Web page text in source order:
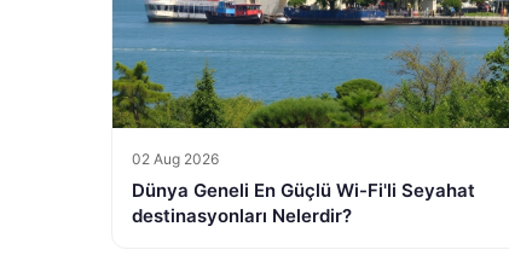
02 Aug 2026
Dünya Geneli En Güçlü Wi-Fi'li Seyahat
destinasyonları Nelerdir?